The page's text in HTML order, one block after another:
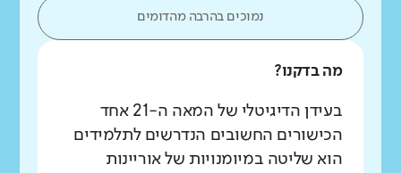
נמוכים בהרבה מהדומים
מה בדקנו?
בעידן הדיגיטלי של המאה ה-21 אחד
הכישורים החשובים הנדרשים לתלמידים
הוא שליטה במיומנויות של אוריינות